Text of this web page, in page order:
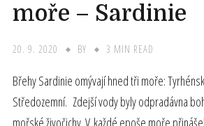
moře – Sardinie
20. 9. 2020 BY 3 MIN READ
Břehy Sardinie omývají hned tři moře:
Středozemní. Zdejší vody byly odpradávna
mořské živočichy. V každé epoše moře